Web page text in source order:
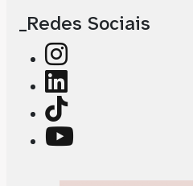
_Redes Sociais